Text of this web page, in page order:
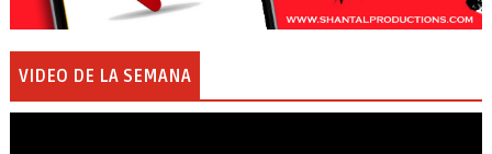
VIDEO DE LA SEMANA